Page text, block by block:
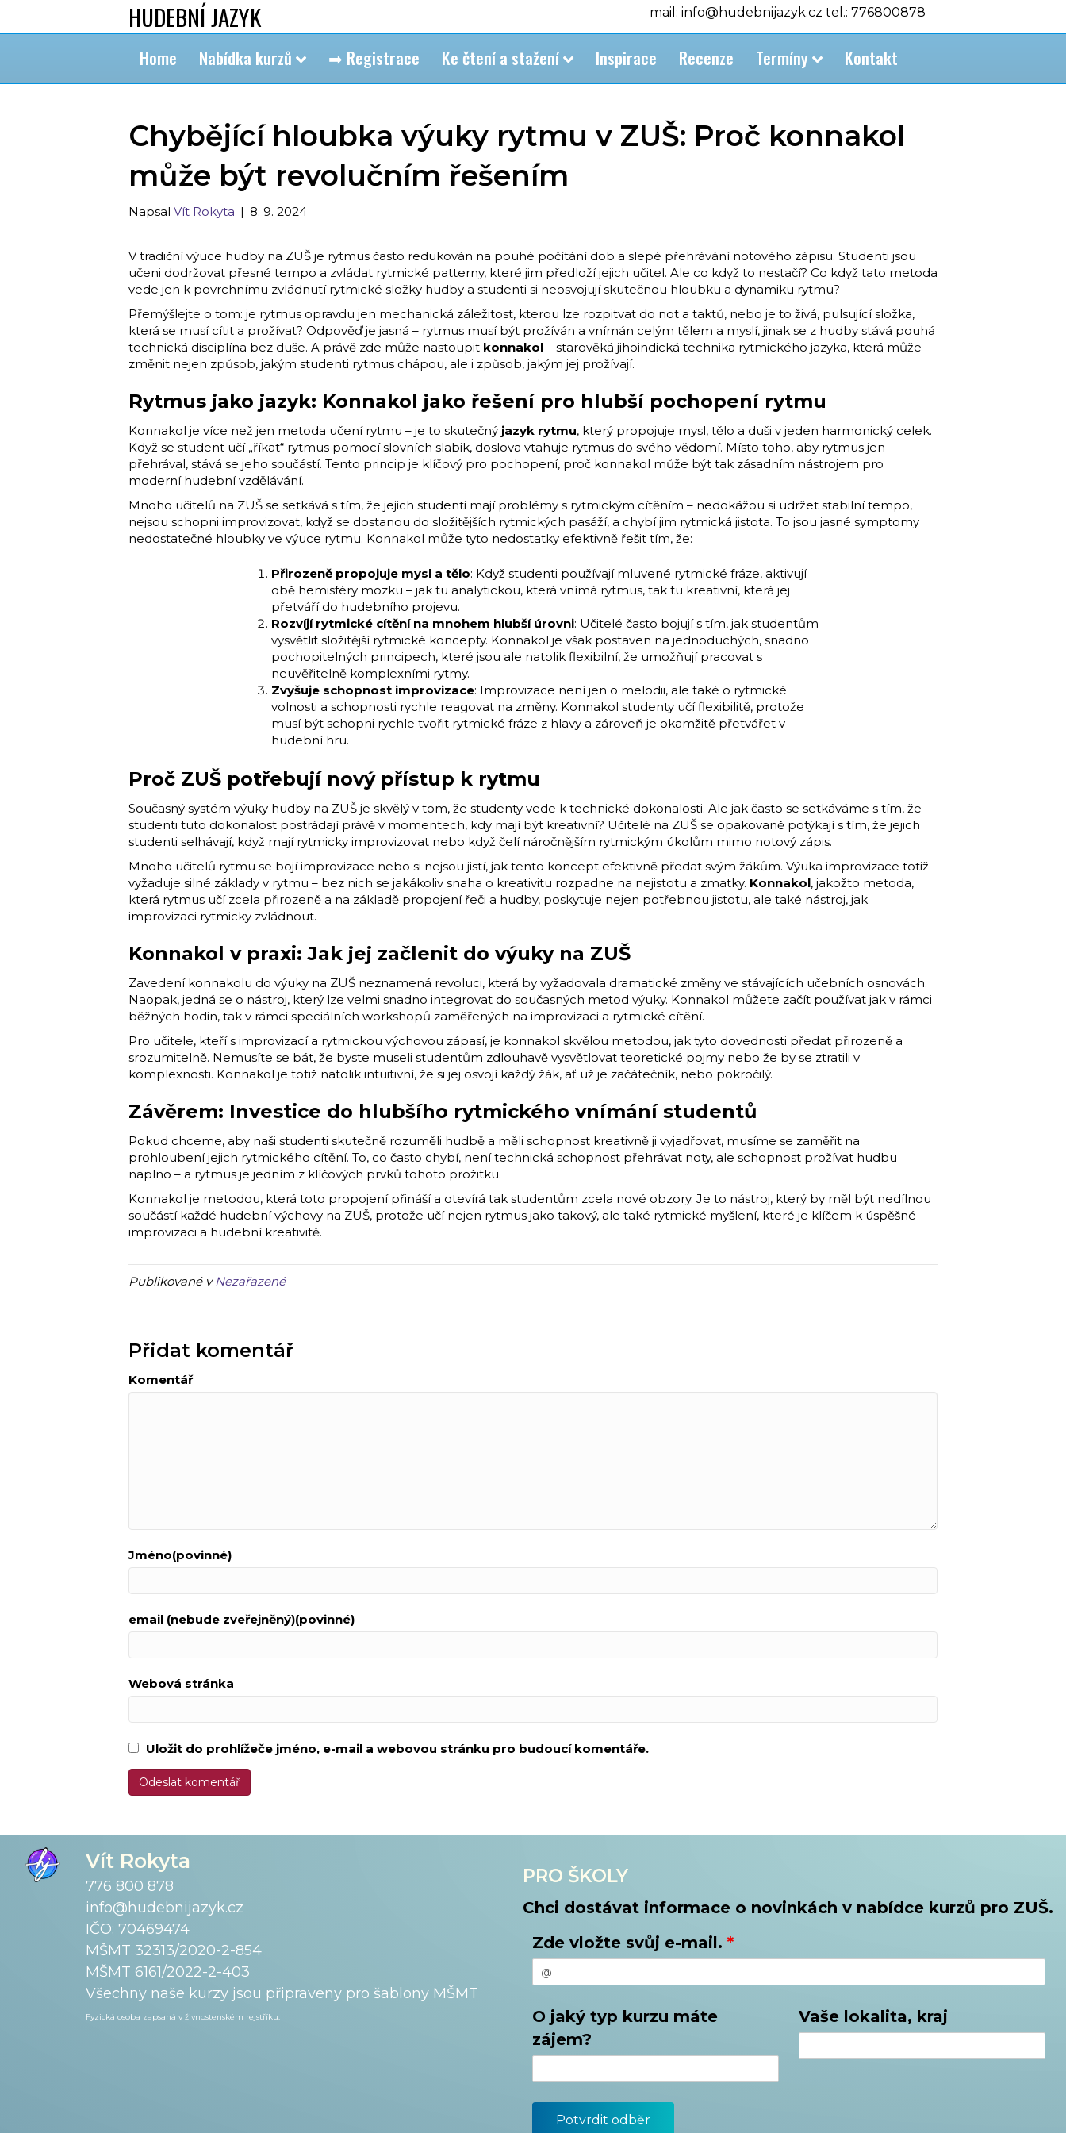
HUDEBNÍ JAZYK mail: info@hudebnijazyk.cz tel.: 776800878
Home Nabídka kurzů ➡ Registrace Ke čtení a stažení Inspirace Recenze Termíny Kontakt
Chybějící hloubka výuky rytmu v ZUŠ: Proč konnakol
může být revolučním řešením
Napsal Vít Rokyta | 8. 9. 2024
V tradiční výuce hudby na ZUŠ je rytmus často redukován na pouhé počítání dob a slepé přehrávání notového zápisu. Studenti jsou
učeni dodržovat přesné tempo a zvládat rytmické patterny, které jim předloží jejich učitel. Ale co když to nestačí? Co když tato metoda
vede jen k povrchnímu zvládnutí rytmické složky hudby a studenti si neosvojují skutečnou hloubku a dynamiku rytmu?
Přemýšlejte o tom: je rytmus opravdu jen mechanická záležitost, kterou lze rozpitvat do not a taktů, nebo je to živá, pulsující složka,
která se musí cítit a prožívat? Odpověď je jasná – rytmus musí být prožíván a vnímán celým tělem a myslí, jinak se z hudby stává pouhá
technická disciplína bez duše. A právě zde může nastoupit konnakol – starověká jihoindická technika rytmického jazyka, která může
změnit nejen způsob, jakým studenti rytmus chápou, ale i způsob, jakým jej prožívají.
Rytmus jako jazyk: Konnakol jako řešení pro hlubší pochopení rytmu
Konnakol je více než jen metoda učení rytmu – je to skutečný jazyk rytmu, který propojuje mysl, tělo a duši v jeden harmonický celek.
Když se student učí „říkat“ rytmus pomocí slovních slabik, doslova vtahuje rytmus do svého vědomí. Místo toho, aby rytmus jen
přehrával, stává se jeho součástí. Tento princip je klíčový pro pochopení, proč konnakol může být tak zásadním nástrojem pro
moderní hudební vzdělávání.
Mnoho učitelů na ZUŠ se setkává s tím, že jejich studenti mají problémy s rytmickým cítěním – nedokážou si udržet stabilní tempo,
nejsou schopni improvizovat, když se dostanou do složitějších rytmických pasáží, a chybí jim rytmická jistota. To jsou jasné symptomy
nedostatečné hloubky ve výuce rytmu. Konnakol může tyto nedostatky efektivně řešit tím, že:
Přirozeně propojuje mysl a tělo: Když studenti používají mluvené rytmické fráze, aktivují
obě hemisféry mozku – jak tu analytickou, která vnímá rytmus, tak tu kreativní, která jej
přetváří do hudebního projevu.
Rozvíjí rytmické cítění na mnohem hlubší úrovni: Učitelé často bojují s tím, jak studentům
vysvětlit složitější rytmické koncepty. Konnakol je však postaven na jednoduchých, snadno
pochopitelných principech, které jsou ale natolik flexibilní, že umožňují pracovat s
neuvěřitelně komplexními rytmy.
Zvyšuje schopnost improvizace: Improvizace není jen o melodii, ale také o rytmické
volnosti a schopnosti rychle reagovat na změny. Konnakol studenty učí flexibilitě, protože
musí být schopni rychle tvořit rytmické fráze z hlavy a zároveň je okamžitě přetvářet v
hudební hru.
Proč ZUŠ potřebují nový přístup k rytmu
Současný systém výuky hudby na ZUŠ je skvělý v tom, že studenty vede k technické dokonalosti. Ale jak často se setkáváme s tím, že
studenti tuto dokonalost postrádají právě v momentech, kdy mají být kreativní? Učitelé na ZUŠ se opakovaně potýkají s tím, že jejich
studenti selhávají, když mají rytmicky improvizovat nebo když čelí náročnějším rytmickým úkolům mimo notový zápis.
Mnoho učitelů rytmu se bojí improvizace nebo si nejsou jistí, jak tento koncept efektivně předat svým žákům. Výuka improvizace totiž
vyžaduje silné základy v rytmu – bez nich se jakákoliv snaha o kreativitu rozpadne na nejistotu a zmatky. Konnakol, jakožto metoda,
která rytmus učí zcela přirozeně a na základě propojení řeči a hudby, poskytuje nejen potřebnou jistotu, ale také nástroj, jak
improvizaci rytmicky zvládnout.
Konnakol v praxi: Jak jej začlenit do výuky na ZUŠ
Zavedení konnakolu do výuky na ZUŠ neznamená revoluci, která by vyžadovala dramatické změny ve stávajících učebních osnovách.
Naopak, jedná se o nástroj, který lze velmi snadno integrovat do současných metod výuky. Konnakol můžete začít používat jak v rámci
běžných hodin, tak v rámci speciálních workshopů zaměřených na improvizaci a rytmické cítění.
Pro učitele, kteří s improvizací a rytmickou výchovou zápasí, je konnakol skvělou metodou, jak tyto dovednosti předat přirozeně a
srozumitelně. Nemusíte se bát, že byste museli studentům zdlouhavě vysvětlovat teoretické pojmy nebo že by se ztratili v
komplexnosti. Konnakol je totiž natolik intuitivní, že si jej osvojí každý žák, ať už je začátečník, nebo pokročilý.
Závěrem: Investice do hlubšího rytmického vnímání studentů
Pokud chceme, aby naši studenti skutečně rozuměli hudbě a měli schopnost kreativně ji vyjadřovat, musíme se zaměřit na
prohloubení jejich rytmického cítění. To, co často chybí, není technická schopnost přehrávat noty, ale schopnost prožívat hudbu
naplno – a rytmus je jedním z klíčových prvků tohoto prožitku.
Konnakol je metodou, která toto propojení přináší a otevírá tak studentům zcela nové obzory. Je to nástroj, který by měl být nedílnou
součástí každé hudební výchovy na ZUŠ, protože učí nejen rytmus jako takový, ale také rytmické myšlení, které je klíčem k úspěšné
improvizaci a hudební kreativitě.
Publikované vNezařazené
Přidat komentář
Komentář
Jméno(povinné)
email (nebude zveřejněný)(povinné)
Webová stránka
Uložit do prohlížeče jméno, e-mail a webovou stránku pro budoucí komentáře.
Vít Rokyta
776 800 878
info@hudebnijazyk.cz
IČO: 70469474
MŠMT 32313/2020-2-854
MŠMT 6161/2022-2-403
Všechny naše kurzy jsou připraveny pro šablony MŠMT
Fyzická osoba zapsaná v živnostenském rejstříku.
PRO ŠKOLY
Chci dostávat informace o novinkách v nabídce kurzů pro ZUŠ.
Zde vložte svůj e-mail.*
O jaký typ kurzu máte
zájem?
Vaše lokalita, kraj